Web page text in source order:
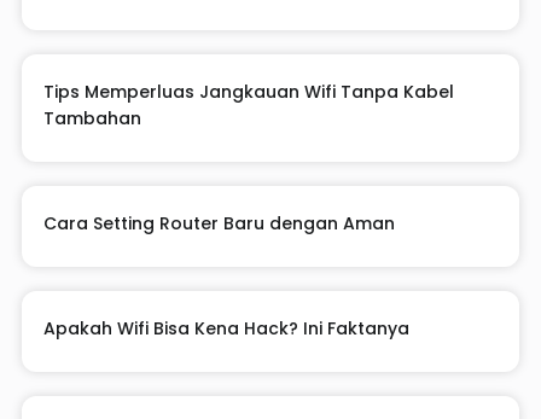
Tips Memperluas Jangkauan Wifi Tanpa Kabel
Tambahan
Cara Setting Router Baru dengan Aman
Apakah Wifi Bisa Kena Hack? Ini Faktanya